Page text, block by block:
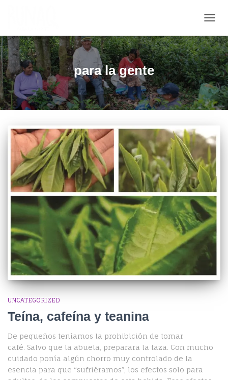
DE
para la gente
UNCATEGORIZED
Teína, cafeína y teanina
De pequeños teníamos la prohibición de tomar
café. Salvo que la abuela, preparara la taza. Con mucho
cuidado ponía algún chorro muy controlado de la
esencia para que “sufriéramos”, los efectos solo para